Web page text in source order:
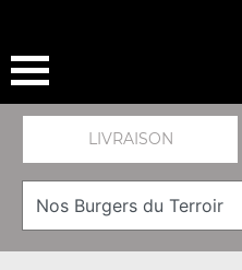
LIVRAISON